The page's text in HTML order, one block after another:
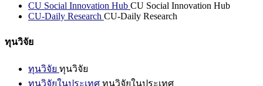
CU Social Innovation Hub CU Social Innovation Hub
CU-Daily Research CU-Daily Research
ทุนวิจัย
ทุนวิจัย ทุนวิจัย
ทุนวิจัยในประเทศ ทุนวิจัยในประเทศ